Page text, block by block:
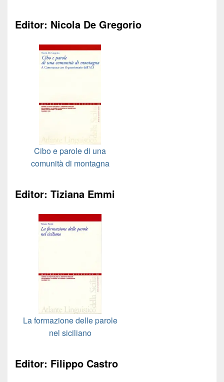
Editor: Nicola De Gregorio
Cibo e parole di una
comunità di montagna
Editor: Tiziana Emmi
La formazione delle parole
nel siciliano
Editor: Filippo Castro